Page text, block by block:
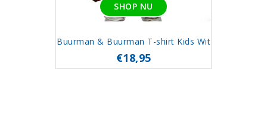
SHOP NU
Buurman & Buurman T-shirt Kids Wit
€18,95